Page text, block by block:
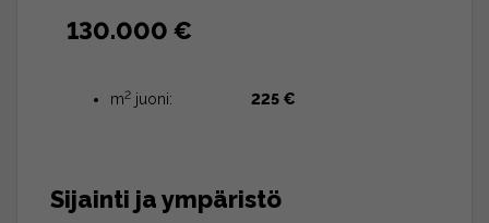
130.000 €
m2 juoni: 225 €
Sijainti ja ympäristö